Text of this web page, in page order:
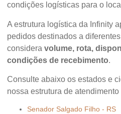
condições logísticas para o
A estrutura logística da Infinity
pedidos destinados a
considera volume, rota,
condições de recebimento.
Consulte abaixo os estados e
nossa estrutura de
Senador Salgado Filho - RS